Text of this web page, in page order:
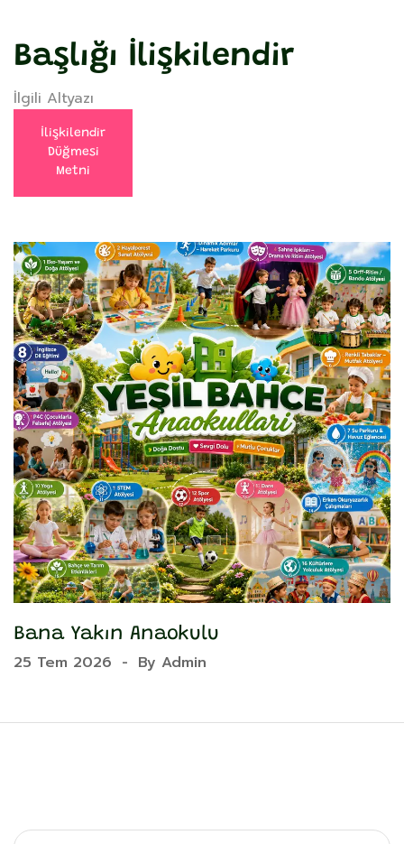
Başlığı İlişkilendir
İlgili Altyazı
İlişkilendir
Düğmesi
Metni
Bana Yakın Anaokulu
25 Tem 2026 - By Admin